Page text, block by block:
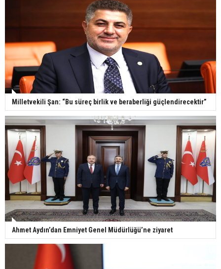
Milletvekili Şan: “Bu süreç birlik ve beraberliği güçlendirecektir”
Ahmet Aydın’dan Emniyet Genel Müdürlüğü’ne ziyaret